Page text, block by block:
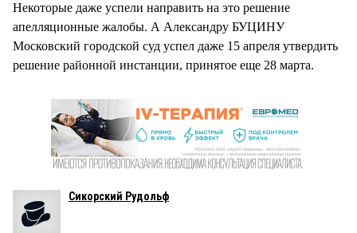
Некоторые даже успели направить на это решение
апелляционные жалобы. А Александру БУЦИНУ
Московский городской суд успел даже 15 апреля утвердить
решение районной инстанции, принятое еще 28 марта.
Сикорский Рудольф